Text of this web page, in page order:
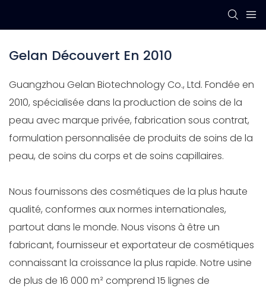
Gelan Découvert En 2010
Guangzhou Gelan Biotechnology Co., Ltd. Fondée en
2010, spécialisée dans la production de soins de la
peau avec marque privée, fabrication sous contrat,
formulation personnalisée de produits de soins de la
peau, de soins du corps et de soins capillaires.
Nous fournissons des cosmétiques de la plus haute
qualité, conformes aux normes internationales,
partout dans le monde. Nous visons à être un
fabricant, fournisseur et exportateur de cosmétiques
connaissant la croissance la plus rapide. Notre usine
de plus de 16 000 m² comprend 15 lignes de